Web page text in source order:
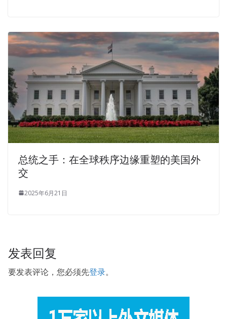
总统之手：在全球秩序边缘重塑的美国外
交
2025年6月21日
发表回复
要发表评论，您必须先登录。